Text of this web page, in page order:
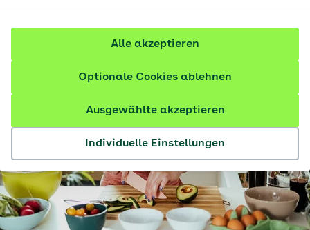
Individuelle Einstellungen
Ausgewählte akzeptieren
Optionale Cookies ablehnen
Alle akzeptieren